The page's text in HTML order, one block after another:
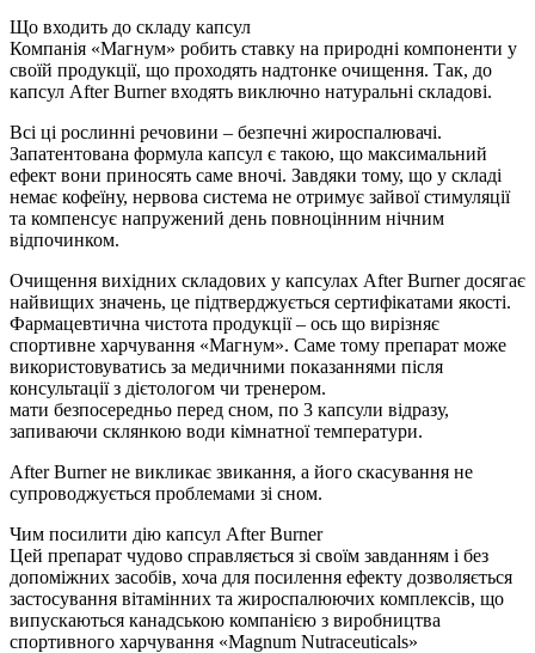
Що входить до складу капсул
Компанія «Магнум» робить ставку на природні компоненти у
своїй продукції, що проходять надтонке очищення. Так, до
капсул After Burner входять виключно натуральні складові.
Всі ці рослинні речовини – безпечні жироспалювачі.
Запатентована формула капсул є такою, що максимальний
ефект вони приносять саме вночі. Завдяки тому, що у складі
немає кофеїну, нервова система не отримує зайвої стимуляції
та компенсує напружений день повноцінним нічним
відпочинком.
Очищення вихідних складових у капсулах After Burner досягає
найвищих значень, це підтверджується сертифікатами якості.
Фармацевтична чистота продукції – ось що вирізняє
спортивне харчування «Магнум». Саме тому препарат може
використовуватись за медичними показаннями після
консультації з дієтологом чи тренером.
мати безпосередньо перед сном, по 3 капсули відразу,
запиваючи склянкою води кімнатної температури.
After Burner не викликає звикання, а його скасування не
супроводжується проблемами зі сном.
Чим посилити дію капсул After Burner
Цей препарат чудово справляється зі своїм завданням і без
допоміжних засобів, хоча для посилення ефекту дозволяється
застосування вітамінних та жироспалюючих комплексів, що
випускаються канадською компанією з виробництва
спортивного харчування «Magnum Nutraceuticals»